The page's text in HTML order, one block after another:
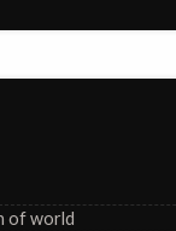
of world